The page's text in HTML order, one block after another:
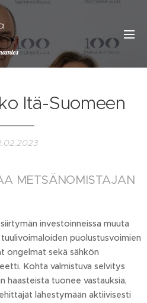
Itä-Suomeen
METSÄNOMISTAJAN
investoinneissa muuta
puolustusvoimien
ongelmat sekä sähkön
Kohta valmistuva selvitys
haasteista tuonee vastauksia,
lähestymään aktiivisesti